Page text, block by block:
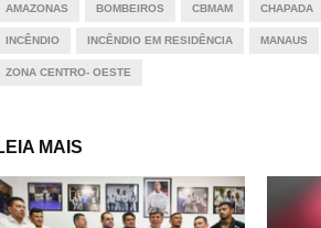
AMAZONAS BOMBEIROS CBMAM CHAPADA
INCÊNDIO INCÊNDIO EM RESIDÊNCIA MANAUS
ZONA CENTRO- OESTE
MAIS